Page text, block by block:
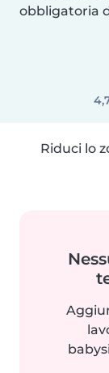
obbligatoria
Riduci lo